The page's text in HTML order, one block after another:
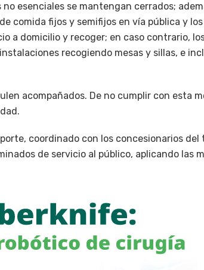
esenciales se mantengan cerrados;
comida fijos y semifijos en vía pública y
a domicilio y recoger; en caso contrario,
recogiendo mesas y sillas, e
acompañados. De no cumplir con esta
coordinado con los concesionarios
de servicio al público, aplicando las